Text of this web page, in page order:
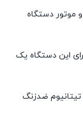
موتور دستگاه
نظر گرفتن موتور ۱۲۰۰ واتی برای این دستگاه یک
۴گانه از جنس تیتانیوم ضدزنگ